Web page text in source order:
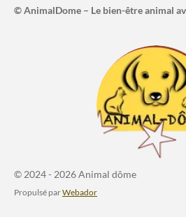
© AnimalDome – Le bien-être animal
© 2024 - 2026 Animal dôme
Propulsé parWebador